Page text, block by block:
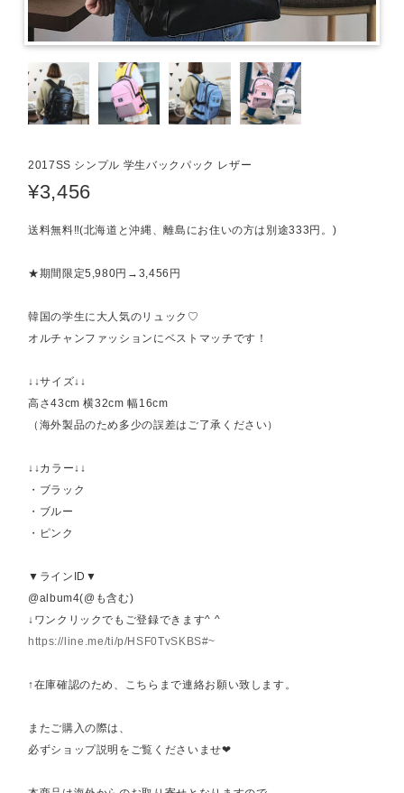
2017SS シンプル 学生バックパック レザー
¥3,456
送料無料‼︎(北海道と沖縄、離島にお住いの方は別途333円。)
★期間限定5,980円→3,456円
韓国の学生に大人気のリュック♡
オルチャンファッションにベストマッチです！
↓↓サイズ↓↓
高さ43cm 横32cm 幅16cm
（海外製品のため多少の誤差はご了承ください）
↓↓カラー↓↓
・ブラック
・ブルー
・ピンク
▼ラインID▼
@album4(@も含む)
↓ワンクリックでもご登録できます^ ^
https://line.me/ti/p/HSF0TvSKBS#~
↑在庫確認のため、こちらまで連絡お願い致します。
またご購入の際は、
必ずショップ説明をご覧くださいませ❤︎